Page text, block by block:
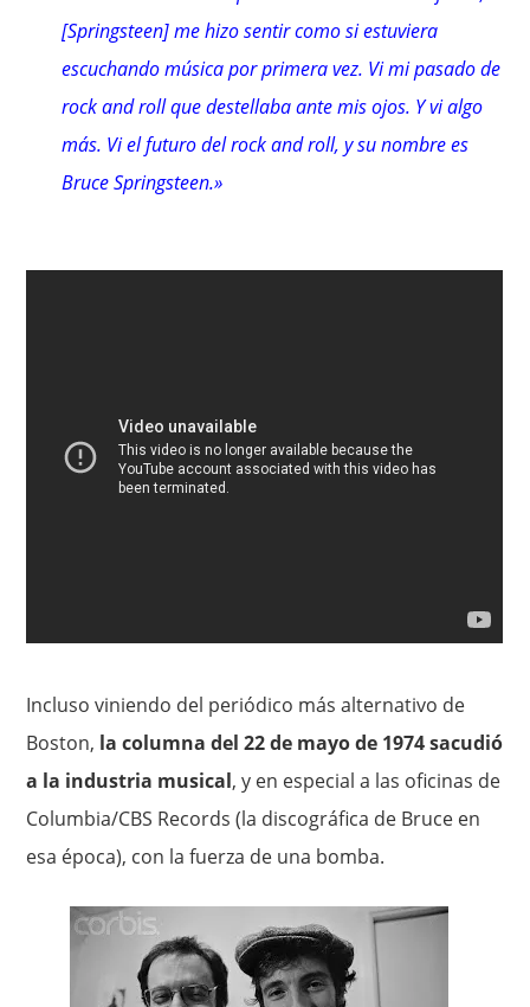
[Springsteen] me hizo sentir como si estuviera
escuchando música por primera vez. Vi mi pasado de
rock and roll que destellaba ante mis ojos. Y vi algo
más. Vi el futuro del rock and roll, y su nombre es
Bruce Springsteen.»
Incluso viniendo del periódico más alternativo de
Boston, la columna del 22 de mayo de 1974 sacudió
a la industria musical, y en especial a las oficinas de
Columbia/CBS Records (la discográfica de Bruce en
esa época), con la fuerza de una bomba.